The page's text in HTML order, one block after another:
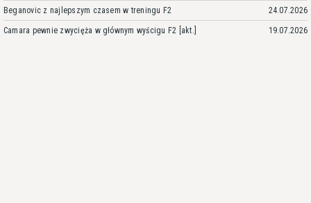
Beganovic z najlepszym czasem w treningu F2 24.07.2026
Camara pewnie zwycięża w głównym wyścigu F2 [akt.] 19.07.2026